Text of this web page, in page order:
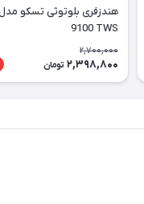
9100 TWS
2,700,000
2,398,800 تومان